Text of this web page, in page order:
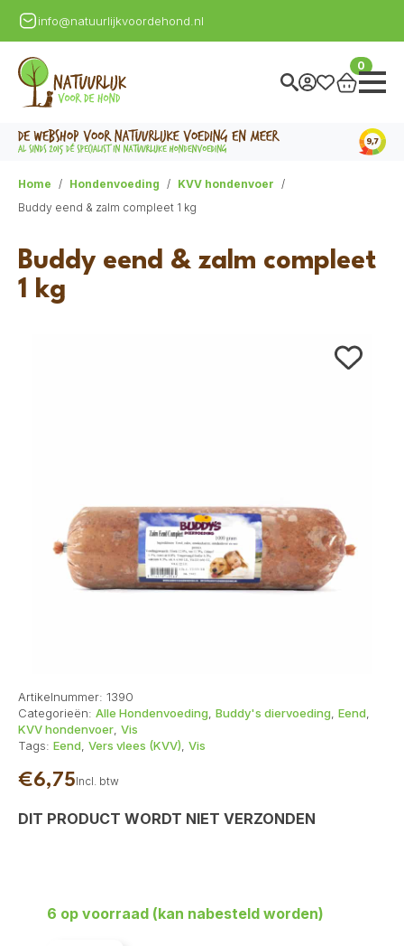
info@natuurlijkvoordehond.nl
0
Home Hondenvoeding
KVV hondenvoer
Buddy eend & zalm compleet 1 kg
Buddy eend & zalm compleet
1 kg
Artikelnummer: 1390
Categorieën: Alle Hondenvoeding, Buddy's diervoeding, Eend,
KVV hondenvoer, Vis
Tags: Eend, Vers vlees (KVV), Vis
€6,75Incl. btw
DIT PRODUCT WORDT NIET VERZONDEN
6 op voorraad (kan nabesteld worden)